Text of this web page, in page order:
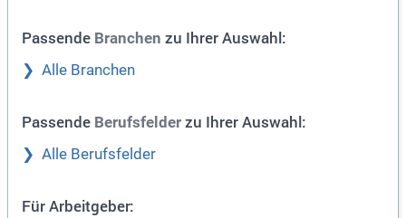
Passende Branchen zu Ihrer Auswahl:
Alle Branchen
Passende Berufsfelder zu Ihrer Auswahl:
Alle Berufsfelder
Für Arbeitgeber: